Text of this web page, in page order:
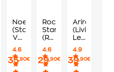
Noeasy
(Standard
Ver.
Random)
4.6
35,90€
Rock-
Star
(Random
Ver.)
4.6
29,90€
Arirang
(Living
Legend
4.9
39,90€